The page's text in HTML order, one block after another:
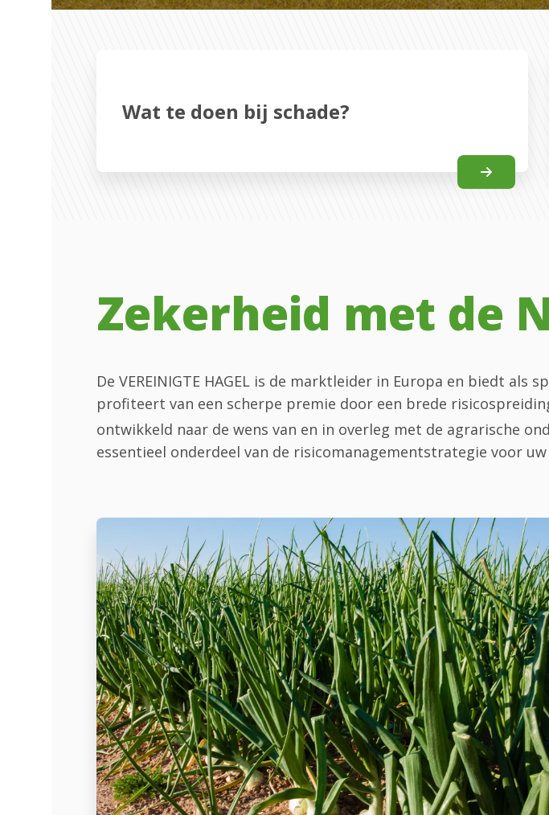
Wat te doen bij schade?
Zekerheid met de
De VEREINIGTE HAGEL is de marktleider in Europa en biedt
profiteert van een scherpe premie door een brede
ontwikkeld naar de wens van en in overleg met de agrarische
essentieel onderdeel van de risicomanagementstrategie voor